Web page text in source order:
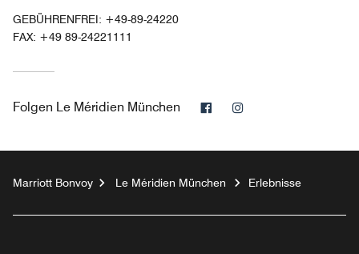
GEBÜHRENFREI: +49-89-24220
FAX: +49 89-24221111
Folgen Le Méridien München Facebook
Marriott Bonvoy Le Méridien München Erlebnisse